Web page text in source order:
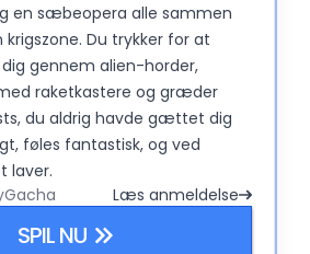
en sæbeopera alle sammen
Du trykker for at
gennem alien-horder,
raketkastere og græder
du aldrig havde gættet dig
føles fantastisk, og ved
laver.
Gacha Læs anmeldelse
SPIL NU